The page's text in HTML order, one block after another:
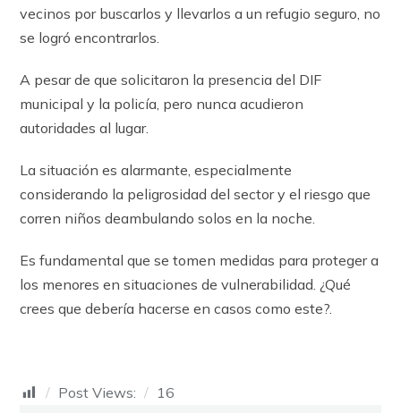
vecinos por buscarlos y llevarlos a un refugio seguro, no
se logró encontrarlos.
A pesar de que solicitaron la presencia del DIF
municipal y la policía, pero nunca acudieron
autoridades al lugar.
La situación es alarmante, especialmente
considerando la peligrosidad del sector y el riesgo que
corren niños deambulando solos en la noche.
Es fundamental que se tomen medidas para proteger a
los menores en situaciones de vulnerabilidad. ¿Qué
crees que debería hacerse en casos como este?.
Post Views: 16